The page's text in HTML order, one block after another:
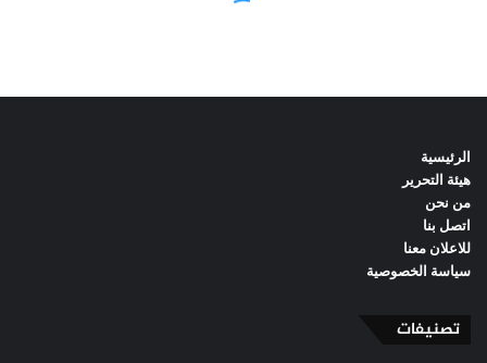
الرئيسية
هيئة التحرير
من نحن
اتصل بنا
للاعلان معنا
سياسة الخصوصية
تصنيفات